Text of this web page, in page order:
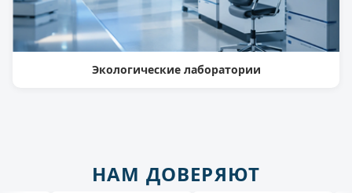
Экологические лаборатории
НАМ ДОВЕРЯЮТ